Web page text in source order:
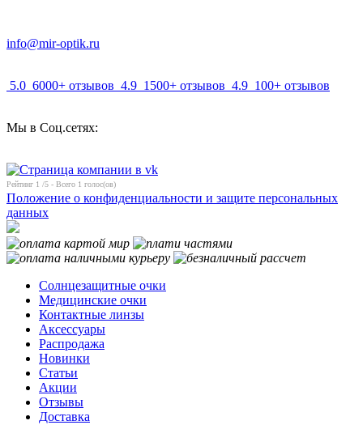
info@mir-optik.ru
5.0 6000+ отзывов 4.9 1500+ отзывов 4.9 100+ отзывов
Мы в Соц.сетях:
Рейтинг 1 /5 - Всего 1 голос(ов)
Положение о конфиденциальности и защите персональных
данных
Солнцезащитные очки
Медицинские очки
Контактные линзы
Аксессуары
Распродажа
Новинки
Статьи
Акции
Отзывы
Доставка